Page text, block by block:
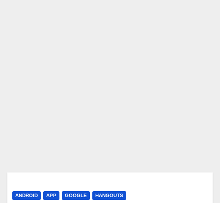
ANDROID APP GOOGLE HANGOUTS